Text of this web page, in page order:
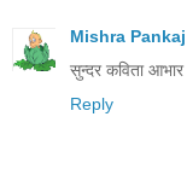
Mishra Pankaj
सुन्दर कविता
Reply